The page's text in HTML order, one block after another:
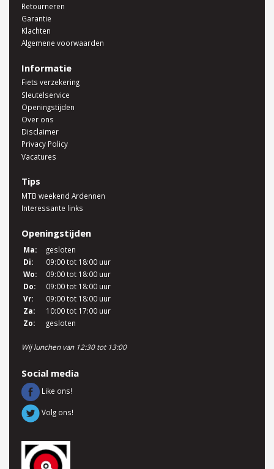
Retourneren
Garantie
Klachten
Algemene voorwaarden
Informatie
Fiets verzekering
Sleutelservice
Openingstijden
Over ons
Disclaimer
Privacy Policy
Vacatures
Tips
MTB weekend Ardennen
Interessante links
Openingstijden
Ma:
gesloten
Di:
09:00 tot 18:00 uur
Wo:
09:00 tot 18:00 uur
Do:
09:00 tot 18:00 uur
Vr:
09:00 tot 18:00 uur
Za:
10:00 tot 17:00 uur
Zo:
gesloten
Wij lunchen van 12:30 tot 13:00
Social media
Like ons!
Volg ons!